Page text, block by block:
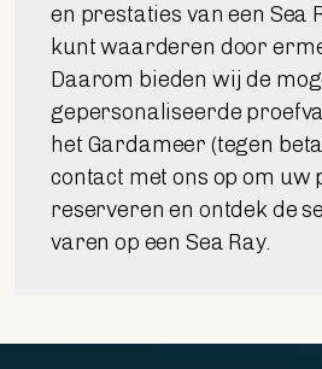
en prestaties van een Sea
kunt waarderen door
Daarom bieden wij de
gepersonaliseerde
het Gardameer (tegen
contact met ons op om uw
reserveren en ontdek de
varen op een Sea Ray.